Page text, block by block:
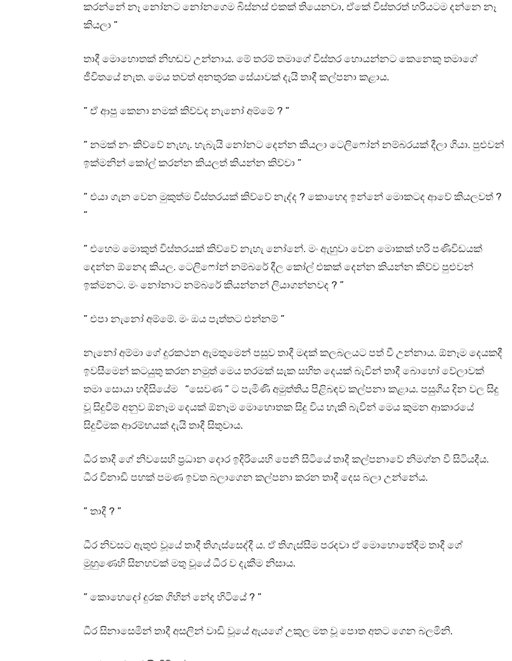
කරන්නේ නෑ නෝනට නෝනගෙම බිස්නස් එකක් තියෙනවා, ඒකේ විස්තරත් හරියටම දන්නෙ නෑ
කියලා ”
තාදී මොහොතක් නිහඬව උන්නාය. මේ තරම් තමාගේ විස්තර හොයන්නට කෙනෙකු තමාගේ
ජීවිතයේ නැත. මෙය තවත් අනතුරක සේයාවක් දැයි තාදී කල්පනා කළාය.
” ඒ ආපු කෙනා නමක් කිව්වද නැනෝ අම්මේ ? ”
” නමක් නං කිව්වේ නැහැ. හැබැයි නෝනට දෙන්න කියලා ටෙලිෆෝන් නම්බරයක් දීලා ගියා. පුළුවන්
ඉක්මනින් කෝල් කරන්න කියලත් කියන්න කිව්වා ”
” එයා ගැන වෙන මුකුත්ම විස්තරයක් කිව්වේ නැද්ද ? කොහෙද ඉන්නේ මොකටද ආවේ කියලවත් ?
“
” එහෙම මොකුත් විස්තරයක් කිව්වේ නැහැ නෝනේ. මං ඇහුවා වෙන මොකක් හරි පණිවිඩයක්
දෙන්න ඕනෙද කියල. ටෙලිෆෝන් නම්බරේ දීල කෝල් එකක් දෙන්න කියන්න කිව්ව පුළුවන්
ඉක්මනට. මං නෝනාට නම්බරේ කියන්නන් ලියාගන්නවද ? ”
” එපා නැනෝ අම්මේ. මං ඔය පැත්තට එන්නම් ”
නැනෝ අම්මා ගේ දුරකථන ඇමතුමෙන් පසුව තාදී මදක් කලබලයට පත් වී උන්නාය. ඕනෑම දෙයකදී
ඉවසීමෙන් කටයුතු කරන නමුත් මෙය තරමක් සැක සහිත දෙයක් බැවින් තාදී බොහෝ වේලාවක්
තමා සොයා හදිසියේම “සෙවණ ” ට පැමිණි අමුත්තිය පිළිබඳව කල්පනා කළාය. පසුගිය දින වල සිදු
වූ සිදුවීම් අනුව ඕනෑම දෙයක් ඕනෑම මොහොතක සිදු විය හැකි බැවින් මෙය කුමන ආකාරයේ
සිදුවීමක ආරම්භයක් දැයි තාදී සිතුවාය.
ධීර තාදී ගේ නිවසෙහි ප්‍රධාන දොර ඉදිරියෙහි පෙනී සිටියේ තාදී කල්පනාවේ නිමග්න වී සිටියදීය.
ධීර විනාඩි පහක් පමණ ඉවත බලාගෙන කල්පනා කරන තාදී දෙස බලා උන්නේය.
” තාදී ? ”
ධීර නිවසට ඇතුළු වූයේ තාදී තිගැස්සෙද්දී ය. ඒ තිගැස්සීම පරදවා ඒ මොහොතේදීම තාදී ගේ
මුහුණෙහි සිනහවක් මතු වූයේ ධීර ව දැකීම නිසාය.
” කොහෙදෝ දුරක ගිහින් නේද හිටියේ ? ”
ධීර සිනාසෙමින් තාදී අසලින් වාඩි වූයේ ඇයගේ උකුල මත වූ පොත අතට ගෙන බලමිනි.